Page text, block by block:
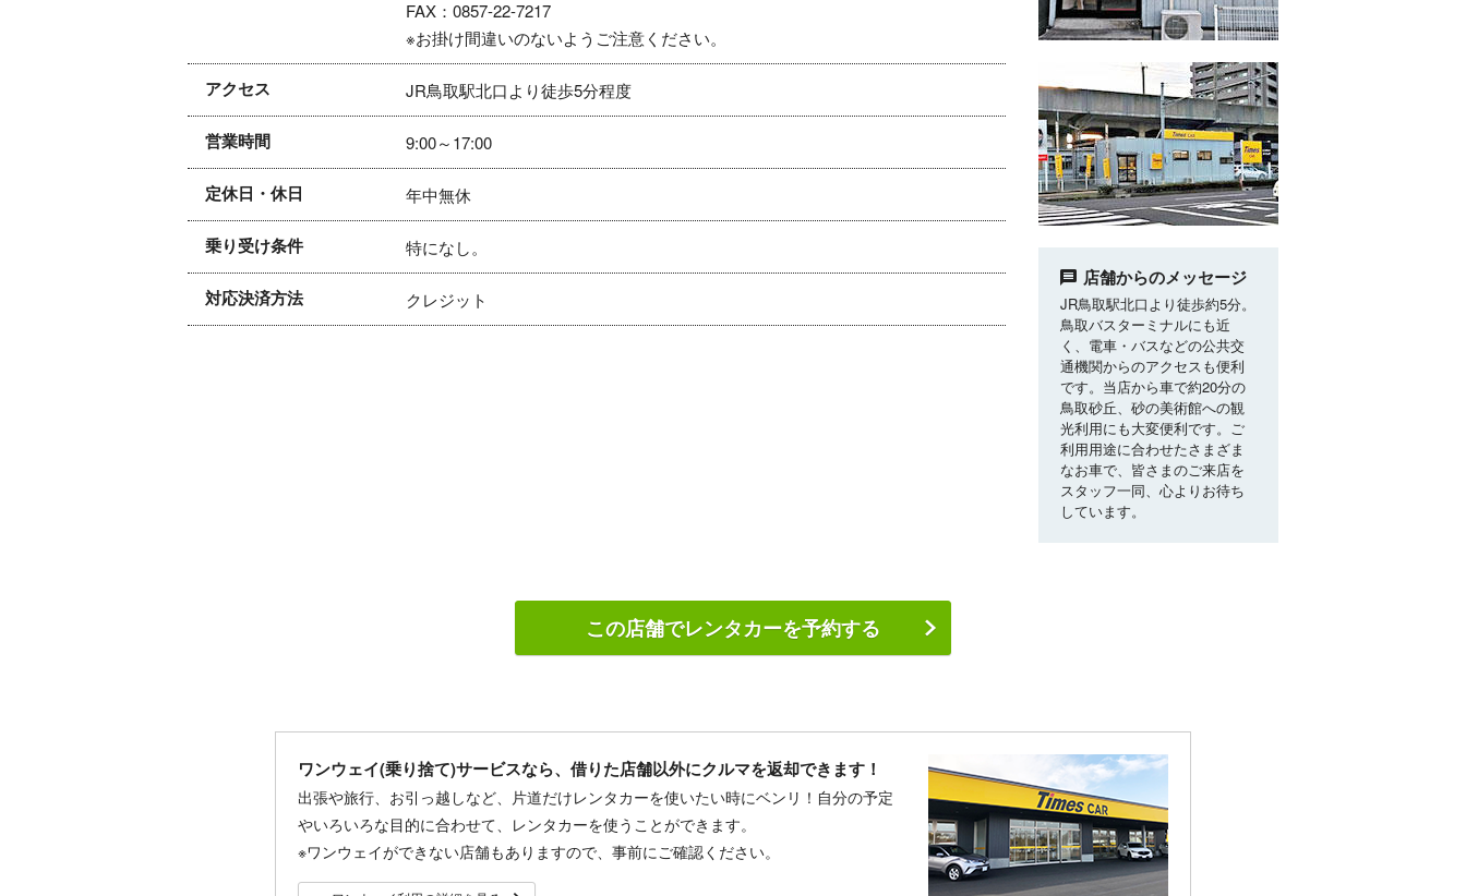
FAX：0857-22-7217
※お掛け間違いのないようご注意ください。
アクセス JR鳥取駅北口より徒歩5分程度
営業時間 9:00～17:00
定休日・休日 年中無休
乗り受け条件 特になし。
対応決済方法 クレジット
店舗からのメッセージ
JR鳥取駅北口より徒歩約5分。
鳥取バスターミナルにも近
く、電車・バスなどの公共交
通機関からのアクセスも便利
です。当店から車で約20分の
鳥取砂丘、砂の美術館への観
光利用にも大変便利です。ご
利用用途に合わせたさまざま
なお車で、皆さまのご来店を
スタッフ一同、心よりお待ち
しています。
この店舗でレンタカーを予約する
ワンウェイ(乗り捨て)サービスなら、借りた店舗以外にクルマを返却できます！
出張や旅行、お引っ越しなど、片道だけレンタカーを使いたい時にベンリ！自分の予定
やいろいろな目的に合わせて、レンタカーを使うことができます。
※ワンウェイができない店舗もありますので、事前にご確認ください。